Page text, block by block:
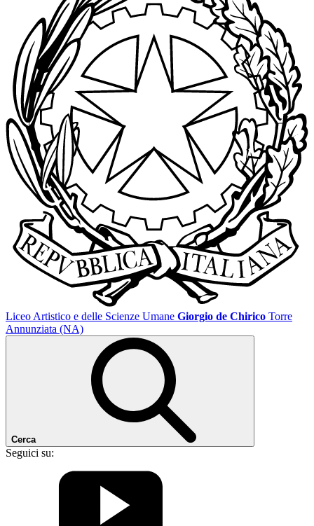
Liceo Artistico e delle Scienze Umane Giorgio de Chirico Torre
Annunziata (NA)
Cerca
Seguici su: